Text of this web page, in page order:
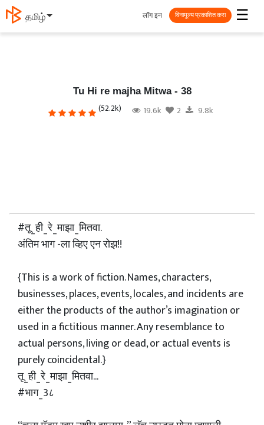
தமிழ் ☰
लॉग इन विनामूल्य प्रकाशित करा
Tu Hi re majha Mitwa - 38
(52.2k) 19.6k 2 9.8k
#तू_ही_रे_माझा_मितवा.
अंतिम भाग -ला व्हिए एन रोझ!!
{This is a work of fiction. Names, characters,
businesses, places, events, locales, and incidents are
either the products of the author’s imagination or
used in a fictitious manner. Any resemblance to
actual persons, living or dead, or actual events is
purely coincidental.}
तू_ही_रे_माझा_मितवा...
#भाग_3८